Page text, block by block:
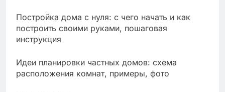
Постройка дома с нуля: с чего начать и как
построить своими руками, пошаговая
инструкция
Идеи планировки частных домов: схема
расположения комнат, примеры, фото